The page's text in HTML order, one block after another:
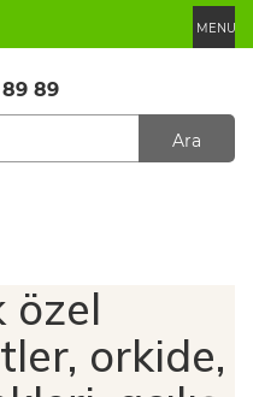
MENU
89
Ara
özel
orkide,